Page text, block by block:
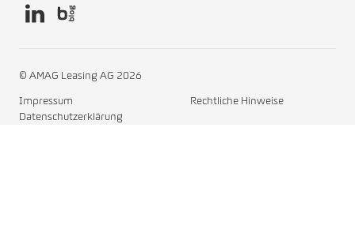
© AMAG Leasing AG 2026
Impressum
Rechtliche Hinweise
Datenschutzerklärung